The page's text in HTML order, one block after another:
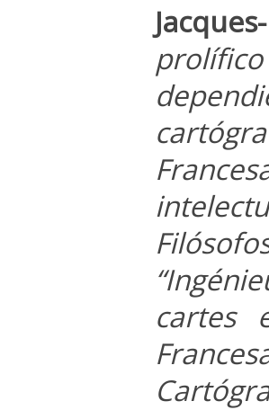
cartes